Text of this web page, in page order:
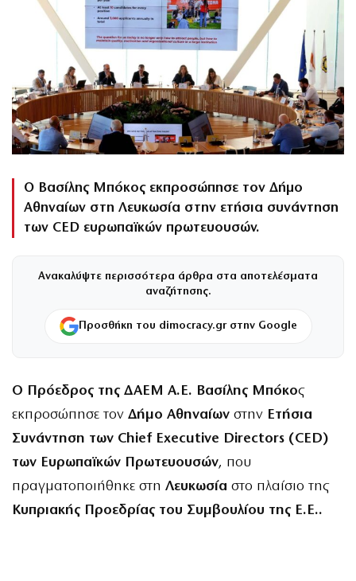
Ο Βασίλης Μπόκος εκπροσώπησε τον Δήμο
Αθηναίων στη Λευκωσία στην ετήσια συνάντηση
των CED ευρωπαϊκών πρωτευουσών.
Ανακαλύψτε περισσότερα άρθρα στα αποτελέσματα
αναζήτησης.
Προσθήκη του dimocracy.gr στην Google
Ο Πρόεδρος της ΔΑΕΜ Α.Ε. Βασίλης Μπόκος
εκπροσώπησε τον Δήμο Αθηναίων στην Ετήσια
Συνάντηση των Chief Executive Directors (CED)
των Ευρωπαϊκών Πρωτευουσών, που
πραγματοποιήθηκε στη Λευκωσία στο πλαίσιο της
Κυπριακής Προεδρίας του Συμβουλίου της Ε.Ε..